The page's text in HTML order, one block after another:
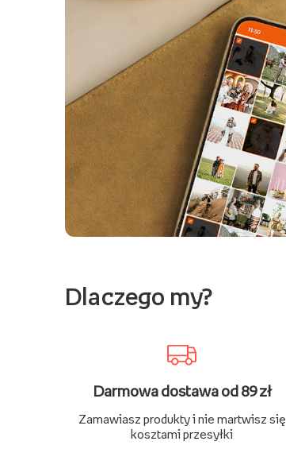
Dlaczego my?
Darmowa dostawa od 89 zł
Zamawiasz produkty i nie martwisz się
kosztami przesyłki